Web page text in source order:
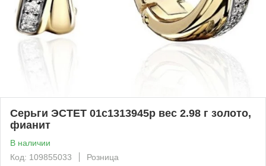
Серьги ЭСТЕТ 01с1313945р вес 2.98 г золото,
фианит
В наличии
Код: 109855033
Розница